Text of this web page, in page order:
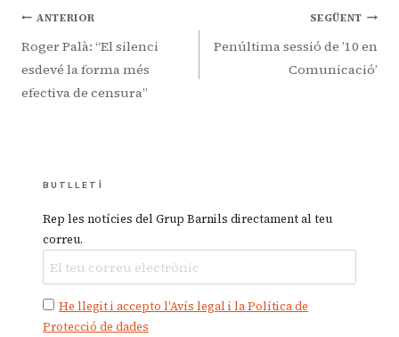
Navegació
d'entrades
ANTERIOR
Roger Palà: “El silenci
esdevé la forma més
efectiva de censura”
SEGÜENT
Penúltima sessió de ’10 en
Comunicació’
BUTLLETÍ
Rep les notícies del Grup Barnils directament al teu
correu.
He llegit i accepto l'Avís legal i la Política de
Protecció de dades